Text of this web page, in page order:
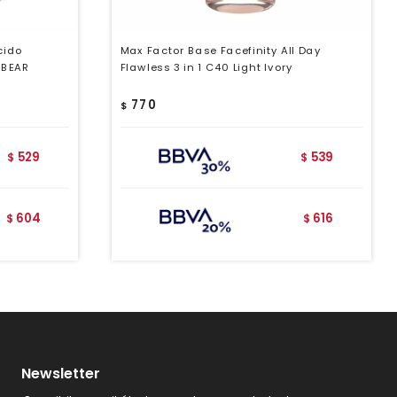
$ 529
$ 604
Max Factor Base Facefinity All Day
Flawless 3 in 1 C40 Light Ivory
$ 770
$ 539
$ 616
Newsletter